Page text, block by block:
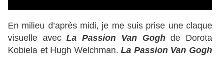
En milieu d’après midi, je me suis prise une claque
visuelle avecLa Passion Van Goghde Dorota
Kobiela et Hugh Welchman. La Passion Van Gogh